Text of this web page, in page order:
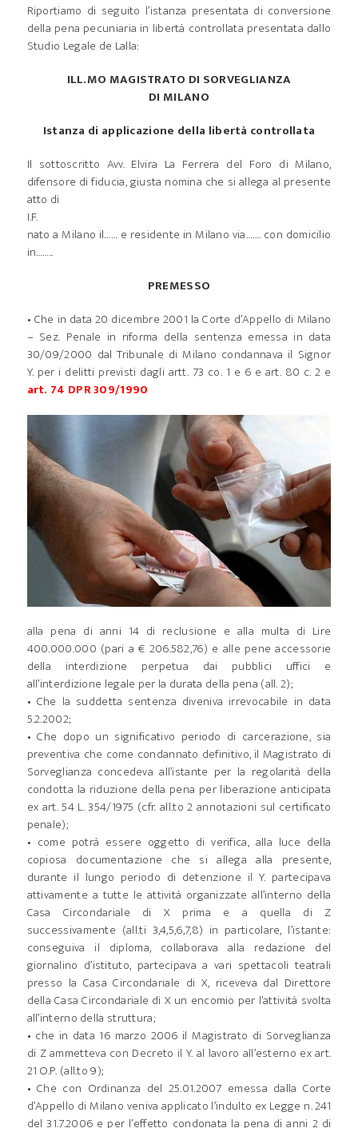
Riportiamo di seguito l’istanza presentata di conversione
della pena pecuniaria in libertà controllata presentata dallo
Studio Legale de Lalla:
ILL.MO MAGISTRATO DI SORVEGLIANZA
DI MILANO
Istanza di applicazione della libertà controllata
Il sottoscritto Avv. Elvira La Ferrera del Foro di Milano,
difensore di fiducia, giusta nomina che si allega al presente
atto di
I.F.
nato a Milano il…… e residente in Milano via……. con domicilio
in……..
PREMESSO
• Che in data 20 dicembre 2001 la Corte d’Appello di Milano
– Sez. Penale in riforma della sentenza emessa in data
30/09/2000 dal Tribunale di Milano condannava il Signor
Y. per i delitti previsti dagli artt. 73 co. 1 e 6 e art. 80 c. 2 e
art. 74 DPR 309/1990
alla pena di anni 14 di reclusione e alla multa di Lire
400.000.000 (pari a € 206.582,76) e alle pene accessorie
della interdizione perpetua dai pubblici uffici e
all’interdizione legale per la durata della pena (all. 2);
• Che la suddetta sentenza diveniva irrevocabile in data
5.2.2002;
• Che dopo un significativo periodo di carcerazione, sia
preventiva che come condannato definitivo, il Magistrato di
Sorveglianza concedeva all’istante per la regolarità della
condotta la riduzione della pena per liberazione anticipata
ex art. 54 L. 354/1975 (cfr. all.to 2 annotazioni sul certificato
penale);
• come potrà essere oggetto di verifica, alla luce della
copiosa documentazione che si allega alla presente,
durante il lungo periodo di detenzione il Y. partecipava
attivamente a tutte le attività organizzate all’interno della
Casa Circondariale di X prima e a quella di Z
successivamente (all.ti 3,4,5,6,7,8) in particolare, l’istante:
conseguiva il diploma, collaborava alla redazione del
giornalino d’istituto, partecipava a vari spettacoli teatrali
presso la Casa Circondariale di X, riceveva dal Direttore
della Casa Circondariale di X un encomio per l’attività svolta
all’interno della struttura;
• che in data 16 marzo 2006 il Magistrato di Sorveglianza
di Z ammetteva con Decreto il Y. al lavoro all’esterno ex art.
21 O.P. (all.to 9);
• Che con Ordinanza del 25.01.2007 emessa dalla Corte
d’Appello di Milano veniva applicato l’indulto ex Legge n. 241
del 31.7.2006 e per l’effetto condonata la pena di anni 2 di